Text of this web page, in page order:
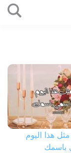
هذا اليوم
باسمك